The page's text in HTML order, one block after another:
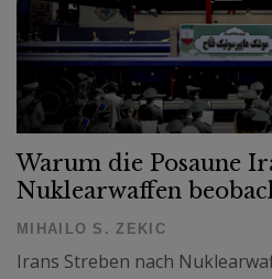
Warum die Posaune
Nuklearwaffen
MIHAILO S. ZEKIC
Irans Streben nach